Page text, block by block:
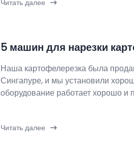
Читать далее
5 машин для нарезки
Наша картофелерезка была
Сингапуре, и мы установили
оборудование работает хорошо и
Читать далее